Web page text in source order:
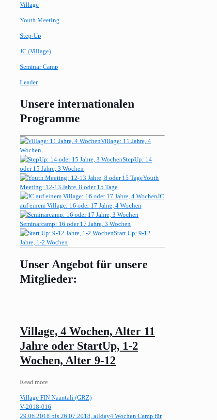
Village
Youth Meeting
Step-Up
JC (Village)
Seminar Camp
Leader
Unsere internationalen
Programme
Village: 11 Jahre, 4
Wochen
StepUp: 14
oder 15 Jahre, 3 Wochen
Youth
Meeting: 12-13 Jahre, 8 oder 15 Tage
JC
auf einem Village: 16 oder 17 Jahre, 4 Wochen
Seminarcamp: 16 oder 17 Jahre, 3 Wochen
Start Up: 9-12
Jahre, 1-2 Wochen
Unser Angebot für unsere
Mitglieder:
Village, 4 Wochen, Alter 11
Jahre oder StartUp, 1-2
Wochen, Alter 9-12
Read more
Village FIN Naantali (GRZ)
V-2018-016
29.06.2018 bis 26.07.2018, allday4 Wochen Camp für